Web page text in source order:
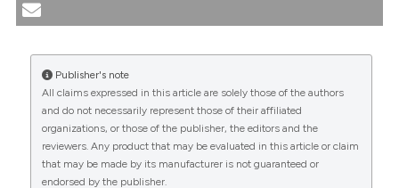
CITATIONS
More Citation Formats
Publisher's note
All claims expressed in this article are solely those of the authors
and do not necessarily represent those of their affiliated
organizations, or those of the publisher, the editors and the
reviewers. Any product that may be evaluated in this article or claim
that may be made by its manufacturer is not guaranteed or
endorsed by the publisher.